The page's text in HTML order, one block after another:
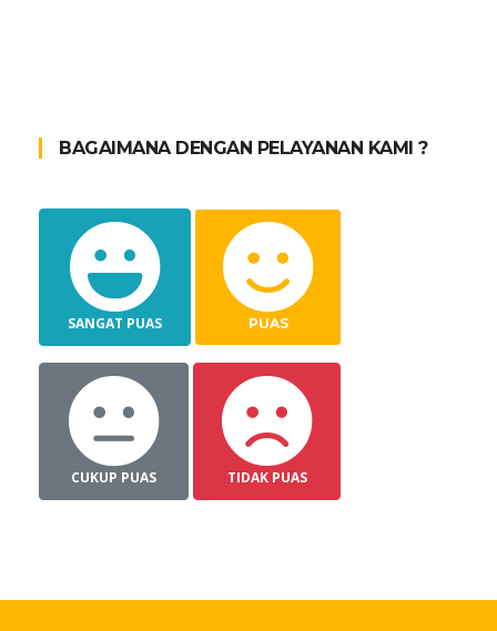
BAGAIMANA DENGAN PELAYANAN KAMI ?
SANGAT PUAS PUAS
CUKUP PUAS TIDAK PUAS